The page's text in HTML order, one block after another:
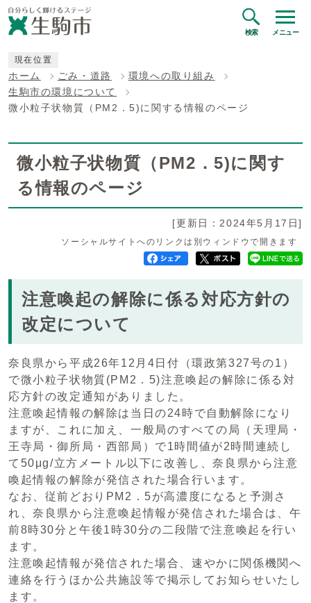
検索 メニュー
現在位置
ホーム ごみ・道路
環境への取り組み
生駒市の環境について
微小粒子状物質（PM2．5)に関する情報のページ
微小粒子状物質（PM2．5)に関す
る情報のページ
[更新日：2024年5月17日]
ソーシャルサイトへのリンクは別ウィンドウで開きます
注意喚起の解除に係る対応方針の
改定について
奈良県から平成26年12月4日付（環政第327号の1）
で微小粒子状物質(PM2．5)注意喚起の解除に係る対
応方針の改定通知がありました。
注意喚起情報の解除は当日の24時で自動解除になり
ますが、これに加え、一般局のすべての局（天理局・
王寺局・御所局・西部局）で1時間値が2時間連続し
て50μg/立方メートル以下に改善し、奈良県から注意
喚起情報の解除が発信された場合行います。
なお、従前どおりPM2．5が高濃度になると予測さ
れ、奈良県から注意喚起情報が発信された場合は、午
前8時30分と午後1時30分の二段階で注意喚起を行い
ます。
注意喚起情報が発信された場合、速やかに関係機関へ
連絡を行うほか公共施設等で掲示してお知らせいたし
ます。